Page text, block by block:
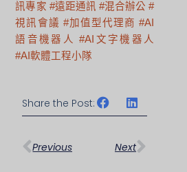
訊專家 #遠距通訊 #混合辦公 #
視訊會議 #加值型代理商 #AI
語音機器人 #AI文字機器人
#AI軟體工程小隊
Share the Post:
上一頁
Previous Next
下一篇